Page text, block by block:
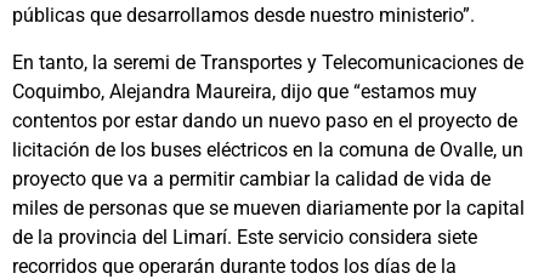
públicas que desarrollamos desde nuestro ministerio”.
En tanto, la seremi de Transportes y Telecomunicaciones de
Coquimbo, Alejandra Maureira, dijo que “estamos muy
contentos por estar dando un nuevo paso en el proyecto de
licitación de los buses eléctricos en la comuna de Ovalle, un
proyecto que va a permitir cambiar la calidad de vida de
miles de personas que se mueven diariamente por la capital
de la provincia del Limarí. Este servicio considera siete
recorridos que operarán durante todos los días de la